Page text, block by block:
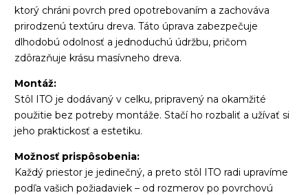
ktorý chráni povrch pred opotrebovaním a zachováva
prirodzenú textúru dreva. Táto úprava zabezpečuje
dlhodobú odolnosť a jednoduchú údržbu, pričom
zdôrazňuje krásu masívneho dreva.
Montáž:
Stôl ITO je dodávaný v celku, pripravený na okamžité
použitie bez potreby montáže. Stačí ho rozbaliť a užívať si
jeho praktickosť a estetiku.
Možnosť prispôsobenia:
Každý priestor je jedinečný, a preto stôl ITO radi upravíme
podľa vašich požiadaviek – od rozmerov po povrchovú